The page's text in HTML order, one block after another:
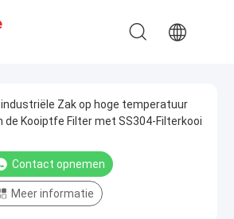
industriële Zak op hoge temperatuur
de Kooiptfe Filter met SS304-Filterkooi
Contact opnemen
Meer informatie